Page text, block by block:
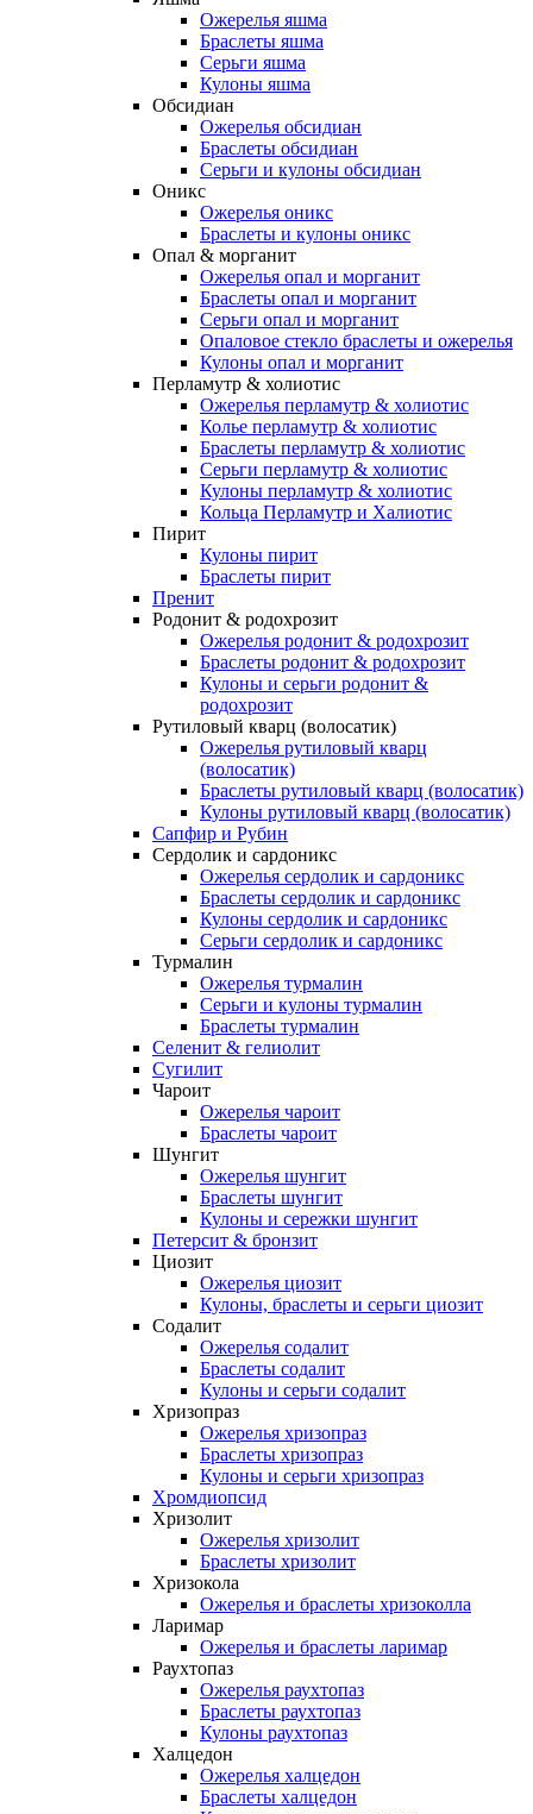
Ожерелья яшма
Браслеты яшма
Серьги яшма
Кулоны яшма
Обсидиан
Ожерелья обсидиан
Браслеты обсидиан
Серьги и кулоны обсидиан
Оникс
Ожерелья оникс
Браслеты и кулоны оникс
Опал & морганит
Ожерелья опал и морганит
Браслеты опал и морганит
Серьги опал и морганит
Опаловое стекло браслеты и ожерелья
Кулоны опал и морганит
Перламутр & холиотис
Ожерелья перламутр & холиотис
Колье перламутр & холиотис
Браслеты перламутр & холиотис
Серьги перламутр & холиотис
Кулоны перламутр & холиотис
Кольца Перламутр и Халиотис
Пирит
Кулоны пирит
Браслеты пирит
Пренит
Родонит & родохрозит
Ожерелья родонит & родохрозит
Браслеты родонит & родохрозит
Кулоны и серьги родонит &
родохрозит
Рутиловый кварц (волосатик)
Ожерелья рутиловый кварц
(волосатик)
Браслеты рутиловый кварц (волосатик)
Кулоны рутиловый кварц (волосатик)
Сапфир и Рубин
Сердолик и сардоникс
Ожерелья сердолик и сардоникс
Браслеты сердолик и сардоникс
Кулоны сердолик и сардоникс
Серьги сердолик и сардоникс
Турмалин
Ожерелья турмалин
Серьги и кулоны турмалин
Браслеты турмалин
Селенит & гелиолит
Сугилит
Чароит
Ожерелья чароит
Браслеты чароит
Шунгит
Ожерелья шунгит
Браслеты шунгит
Кулоны и сережки шунгит
Петерсит & бронзит
Циозит
Ожерелья циозит
Кулоны, браслеты и серьги циозит
Содалит
Ожерелья содалит
Браслеты содалит
Кулоны и серьги содалит
Хризопраз
Ожерелья хризопраз
Браслеты хризопраз
Кулоны и серьги хризопраз
Хромдиопсид
Хризолит
Ожерелья хризолит
Браслеты хризолит
Хризокола
Ожерелья и браслеты хризоколла
Ларимар
Ожерелья и браслеты ларимар
Раухтопаз
Ожерелья раухтопаз
Браслеты раухтопаз
Кулоны раухтопаз
Халцедон
Ожерелья халцедон
Браслеты халцедон